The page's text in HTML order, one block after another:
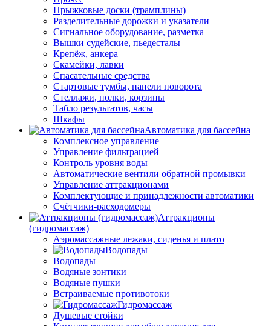
Прыжковые доски (трамплины)
Разделительные дорожки и указатели
Cигнальное оборудование, разметка
Вышки судейские, пьедесталы
Крепёж, анкера
Скамейки, лавки
Спасательные средства
Стартовые тумбы, панели поворота
Стеллажи, полки, корзины
Табло результатов, часы
Шкафы
Автоматика для бассейна
Комплексное управление
Управление фильтрацией
Контроль уровня воды
Автоматические вентили обратной промывки
Управление аттракционами
Комплектующие и принадлежности автоматики
Счётчики-расходомеры
Аттракционы
(гидромассаж)
Аэромассажные лежаки, сиденья и плато
Водопады
Водопады
Водяные зонтики
Водяные пушки
Встраиваемые противотоки
Гидромассаж
Душевые стойки